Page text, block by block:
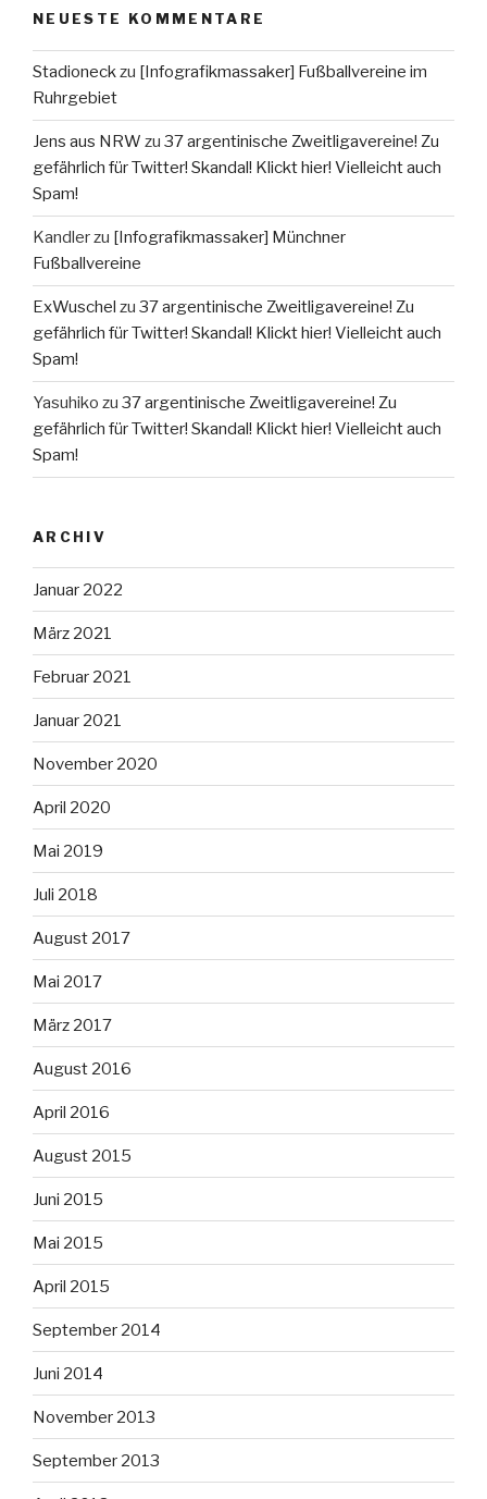
NEUESTE KOMMENTARE
Stadioneckzu [Infografikmassaker] Fußballvereine im
Ruhrgebiet
Jens aus NRW zu 37 argentinische Zweitligavereine! Zu
gefährlich für Twitter! Skandal! Klickt hier! Vielleicht auch
Spam!
Kandlerzu [Infografikmassaker] Münchner
Fußballvereine
ExWuschel zu 37 argentinische Zweitligavereine! Zu
gefährlich für Twitter! Skandal! Klickt hier! Vielleicht auch
Spam!
Yasuhiko zu 37 argentinische Zweitligavereine! Zu
gefährlich für Twitter! Skandal! Klickt hier! Vielleicht auch
Spam!
ARCHIV
Januar 2022
März 2021
Februar 2021
Januar 2021
November 2020
April 2020
Mai 2019
Juli 2018
August 2017
Mai 2017
März 2017
August 2016
April 2016
August 2015
Juni 2015
Mai 2015
April 2015
September 2014
Juni 2014
November 2013
September 2013